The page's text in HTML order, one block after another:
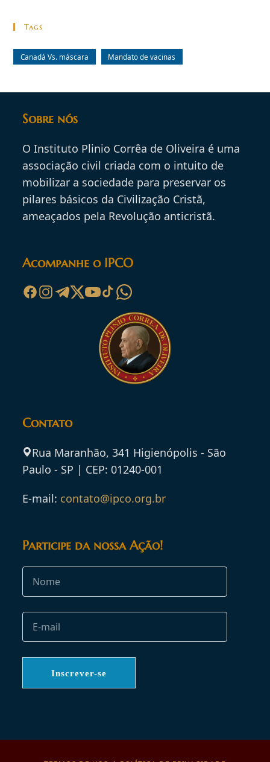
Tags
Canadá Vs. máscara Mandato de vacinas
Sobre nós
O Instituto Plinio Corrêa de Oliveira é uma
associação civil criada com o intuito de
mobilizar a sociedade para preservar os
pilares básicos da Civilização Cristã,
ameaçados pela Revolução anticristã.
Acompanhe o IPCO
Contato
Rua Maranhão, 341 Higienópolis - São
Paulo - SP | CEP: 01240-001
E-mail: contato@ipco.org.br
Participe da nossa Ação!